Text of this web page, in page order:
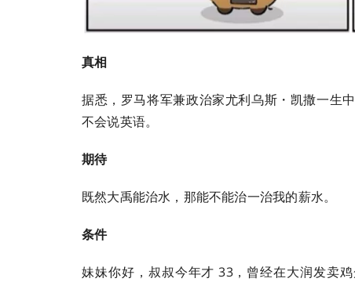
真相
据悉，罗马将军兼政治家尤利乌斯・凯撒一生
不会说英语。
期待
既然大禹能治水，那能不能治一治我的薪水。
条件
妹妹你好，叔叔今年才 33，曾经在大润发卖